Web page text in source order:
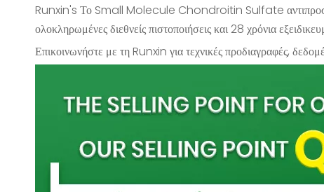
Runxin's Το Small Molecule Chondroitin Sulfate
ολοκληρωμένες διεθνείς πιστοποιήσεις και 28 χρόνια
Επικοινωνήστε με τη Runxin για τεχνικές προδιαγραφές,